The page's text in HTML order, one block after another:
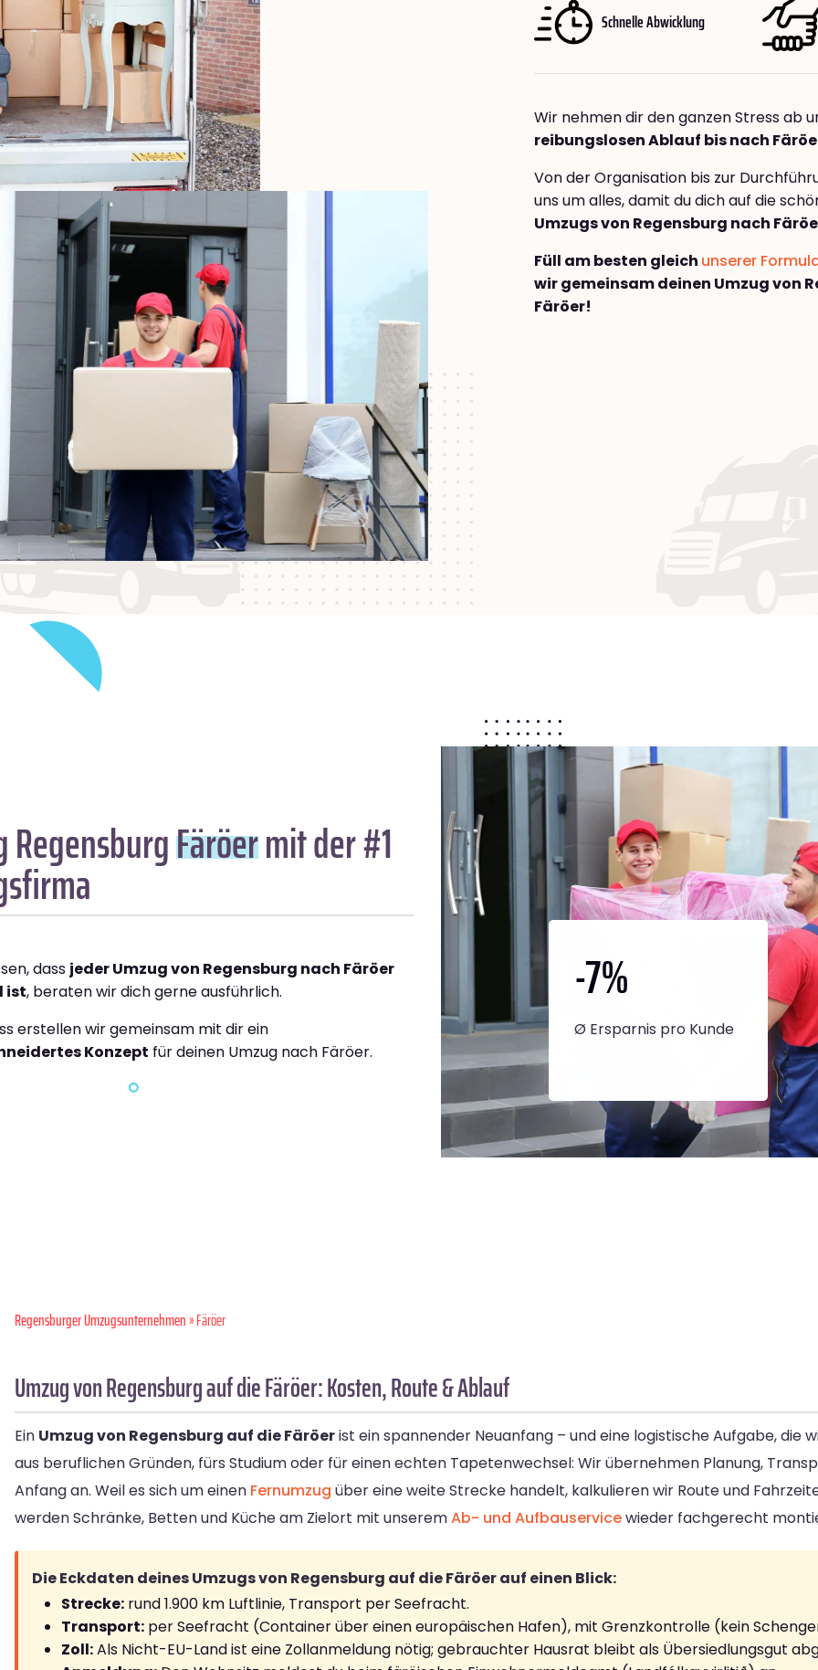
Schnelle Abwicklung
Wir nehmen dir den ganzen Stress ab
reibungslosen Ablauf bis nach
Von der Organisation bis zur
uns um alles, damit du dich auf die
Umzugs von Regensburg nach
Füll am besten gleich unserer
wir gemeinsam deinen Umzug von
Färöer!
RegensburgFäröermit der #1
dass jeder Umzug von Regensburg nach Färöer
ist, beraten wir dich gerne ausführlich.
erstellen wir gemeinsam mit dir ein
Konzept für deinen Umzug nach Färöer.
-7%
Ø Ersparnis pro Kunde
Regensburger Umzugsunternehmen» Färöer
Umzug von Regensburg auf die Färöer: Kosten, Route & Ablauf
Ein Umzug von Regensburg auf die Färöerist ein spannender Neuanfang – und eine logistische Aufgabe, die
aus beruflichen Gründen, fürs Studium oder für einen echten Tapetenwechsel: Wir übernehmen Planung,
Anfang an. Weil es sich um einen Fernumzug über eine weite Strecke handelt, kalkulieren wir Route und
werden Schränke, Betten und Küche am Zielort mit unseremAb- und Aufbauservicewieder fachgerecht
Die Eckdaten deines Umzugs von Regensburg auf die Färöer auf einen Blick:
Strecke: rund 1.900 km Luftlinie, Transport per Seefracht.
Transport: per Seefracht (Container über einen europäischen Hafen), mit Grenzkontrolle (kein
Zoll:Als Nicht-EU-Land ist eine Zollanmeldung nötig; gebrauchter Hausrat bleibt als Übersiedlungsgut